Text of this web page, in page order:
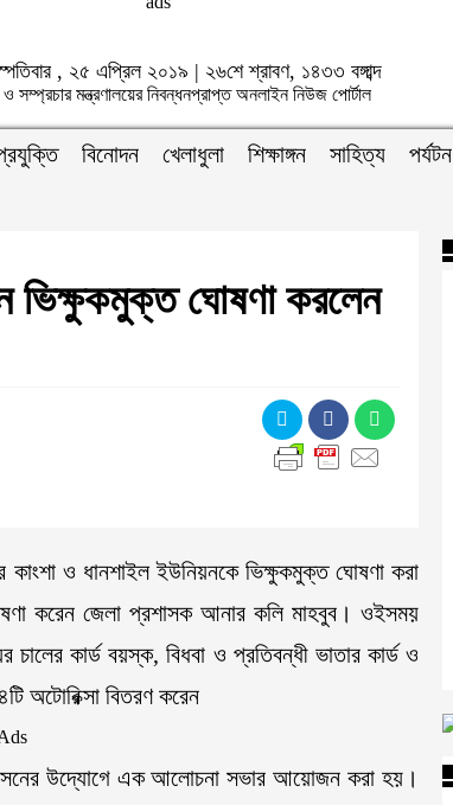
, ২৫ এপ্রিল ২০১৯ | ২৬শে শ্রাবণ, ১৪৩৩ বঙ্গাব্দ
সম্প্রচার মন্ত্রণালয়ের নিবন্ধনপ্রাপ্ত অনলাইন নিউজ পোর্টাল
বিনোদন খেলাধুলা শিক্ষাঙ্গন সাহিত্য পর্যটন
ভিক্ষুকমুক্ত ঘোষণা করলেন
কাংশা ও ধানশাইল ইউনিয়নকে ভিক্ষুকমুক্ত ঘোষণা করা
করেন জেলা প্রশাসক আনার কলি মাহবুব। ওইসময়
কার্ড বয়স্ক, বিধবা ও প্রতিবন্ধী ভাতার কার্ড ও
অটোরিক্সা বিতরণ করেন
উদ্যোগে এক আলোচনা সভার আয়োজন করা হয়।